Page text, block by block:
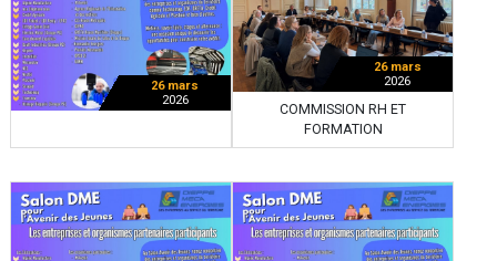
26 mars
2026
26 mars
2026
COMMISSION RH ET
FORMATION